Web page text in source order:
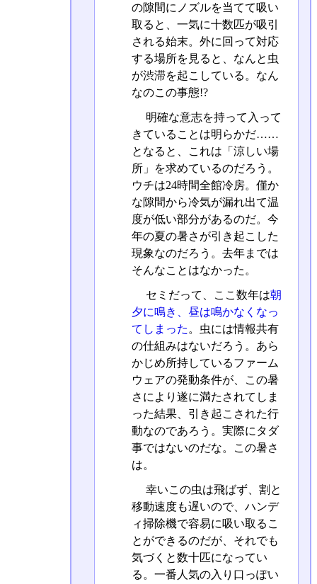
の隙間にノズルを当てて吸い
取ると、一気に十数匹が吸引
される始末。外に回って対応
する場所を見ると、なんと虫
が渋滞を起こしている。なん
なのこの事態!?
明確な意志を持って入って
きていることは明らかだ……
となると、これは「涼しい場
所」を求めているのだろう。
ウチは24時間全館冷房。僅か
な隙間から冷気が漏れ出て温
度が低い部分があるのだ。今
年の夏の暑さが引き起こした
現象なのだろう。去年までは
そんなことはなかった。
セミだって、ここ数年は朝
夕に鳴き、昼は鳴かなくなっ
てしまった 。虫には情報共有
の仕組みはないだろう。あら
かじめ所持しているファーム
ウェアの発動条件が、この暑
さにより遂に満たされてしま
った結果、引き起こされた行
動なのであろう。実際にタダ
事ではないのだな。この暑さ
は。
幸いこの虫は飛ばず、割と
移動速度も遅いので、ハンデ
ィ掃除機で容易に吸い取るこ
とができるのだが、それでも
気づくと数十匹になってい
る。一番人気の入り口っぽい